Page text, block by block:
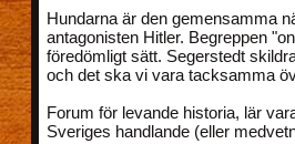
Hundarna är den gemensamma
antagonisten Hitler. Begreppen
föredömligt sätt. Segerstedt
och det ska vi vara tacksamma
Forum för levande historia, lär
Sveriges handlande (eller